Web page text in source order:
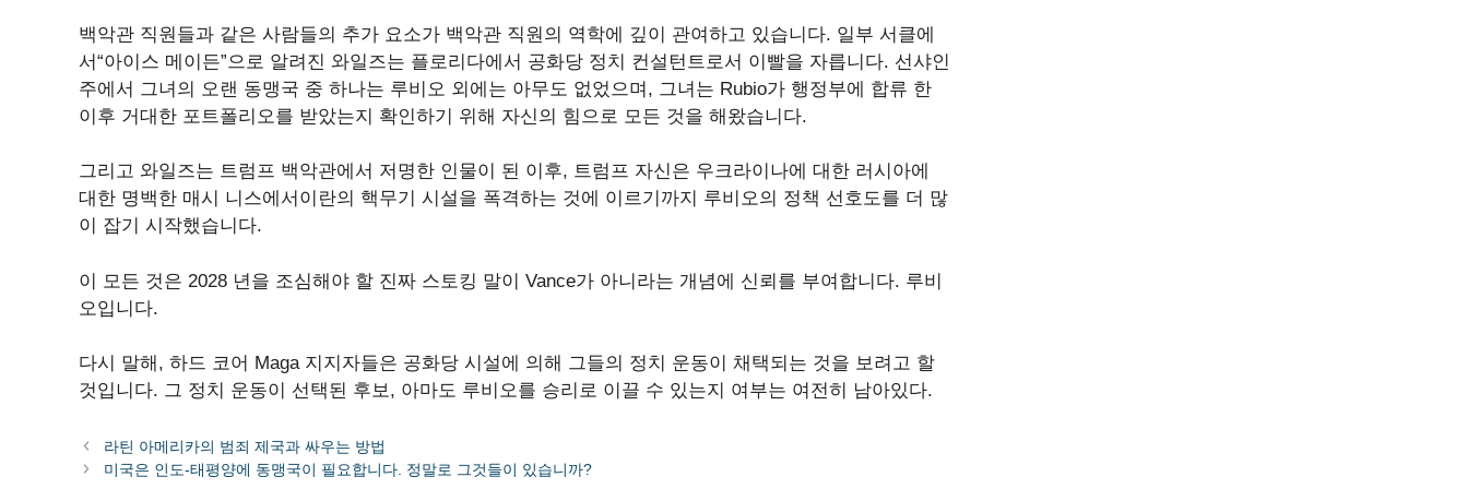
백악관 직원들과 같은 사람들의 추가 요소가 백악관 직원의 역학에 깊이 관여하고 있습니다. 일부 서클에
서“아이스 메이든”으로 알려진 와일즈는 플로리다에서 공화당 정치 컨설턴트로서 이빨을 자릅니다. 선샤인
주에서 그녀의 오랜 동맹국 중 하나는 루비오 외에는 아무도 없었으며, 그녀는 Rubio가 행정부에 합류 한
이후 거대한 포트폴리오를 받았는지 확인하기 위해 자신의 힘으로 모든 것을 해왔습니다.
그리고 와일즈는 트럼프 백악관에서 저명한 인물이 된 이후, 트럼프 자신은 우크라이나에 대한 러시아에
대한 명백한 매시 니스에서이란의 핵무기 시설을 폭격하는 것에 이르기까지 루비오의 정책 선호도를 더 많
이 잡기 시작했습니다.
이 모든 것은 2028 년을 조심해야 할 진짜 스토킹 말이 Vance가 아니라는 개념에 신뢰를 부여합니다. 루비
오입니다.
다시 말해, 하드 코어 Maga 지지자들은 공화당 시설에 의해 그들의 정치 운동이 채택되는 것을 보려고 할
것입니다. 그 정치 운동이 선택된 후보, 아마도 루비오를 승리로 이끌 수 있는지 여부는 여전히 남아있다.
라틴 아메리카의 범죄 제국과 싸우는 방법
미국은 인도-태평양에 동맹국이 필요합니다. 정말로 그것들이 있습니까?